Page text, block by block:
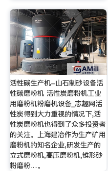
活性碳生产机-山石制砂设备活
性碳磨粉机 活性炭磨粉机工业
用磨粉机粉磨机设备_志趣网活
性炭得到大力重视的情况下,活
性炭磨粉机也得到了众多投资者
的关注。上海建冶作为生产矿用
磨粉机的知名企业,研发生产的
立式磨粉机,高压磨粉机,锥形砂
粉磨粉…。